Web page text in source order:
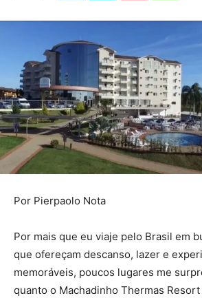
Por Pierpaolo Nota
Por mais que eu viaje pelo Brasil em
que ofereçam descanso, lazer e
memoráveis, poucos lugares me
quanto o Machadinho Thermas